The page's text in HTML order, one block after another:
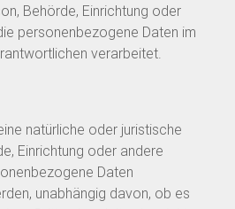
Behörde, Einrichtung oder
personenbezogene Daten im
verarbeitet.
natürliche oder juristische
Einrichtung oder andere
Daten
unabhängig davon, ob es